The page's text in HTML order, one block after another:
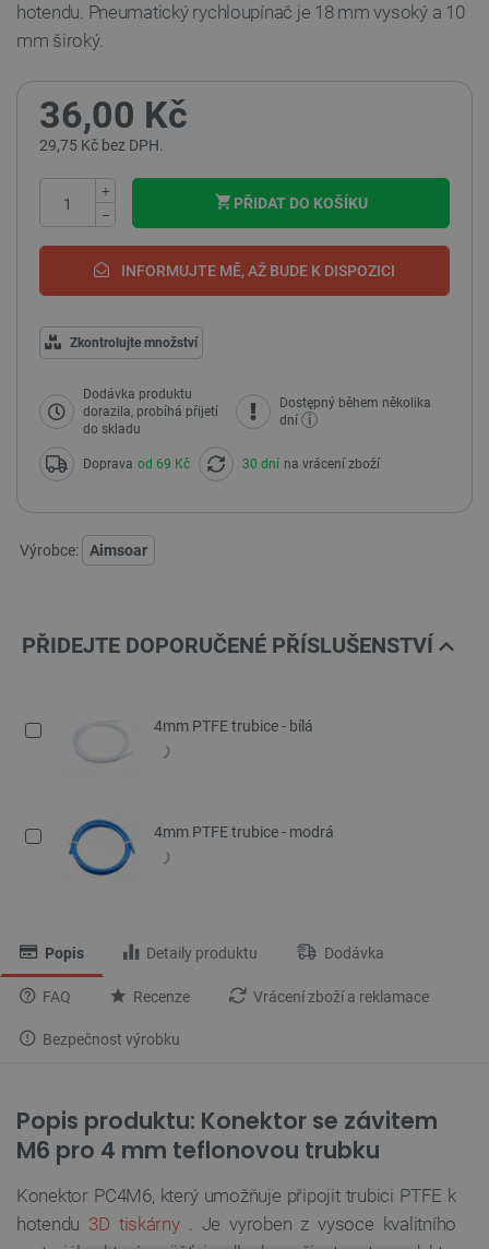
hotendu. Pneumatický rychloupínač je 18 mm vysoký a 10
mm široký.
36,00 Kč
29,75 Kč bez DPH.
+
−
PŘIDAT DO KOŠÍKU
INFORMUJTE MĚ, AŽ BUDE K DISPOZICI
Zkontrolujte množství
Dodávka produktu
dorazila, probíhá přijetí
do skladu
Dostępný během několika
dní i
Doprava od 69 Kč 30 dní na vrácení zboží
Výrobce: Aimsoar
PŘIDEJTE DOPORUČENÉ PŘÍSLUŠENSTVÍ
4mm PTFE trubice - bílá
4mm PTFE trubice - modrá
Popis Detaily produktu Dodávka
FAQ Recenze Vrácení zboží a reklamace
Bezpečnost výrobku
Popis produktu: Konektor se závitem
M6 pro 4 mm teflonovou trubku
Konektor PC4M6, který umožňuje připojit trubici PTFE k
hotendu 3D tiskárny. Je vyroben z vysoce kvalitního